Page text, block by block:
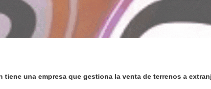
tiene una empresa que gestiona la venta de terrenos a